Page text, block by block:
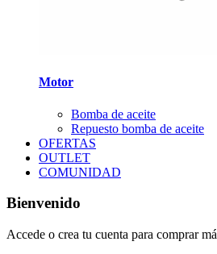
Motor
Bomba de aceite
Repuesto bomba de aceite
OFERTAS
OUTLET
COMUNIDAD
Bienvenido
Accede o crea tu cuenta para comprar